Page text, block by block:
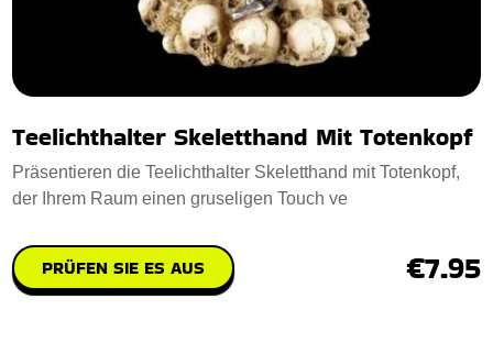
Teelichthalter Skeletthand Mit Totenkopf
Präsentieren die Teelichthalter Skeletthand mit Totenkopf,
der Ihrem Raum einen gruseligen Touch ve
PRÜFEN SIE ES AUS €7.95